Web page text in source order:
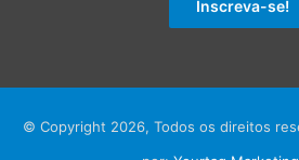
© Copyright 2026, Todos os direitos